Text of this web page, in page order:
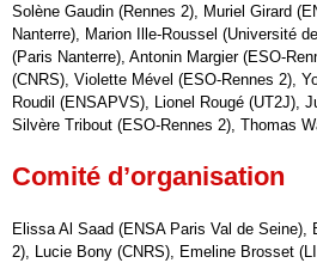
Solène Gaudin (Rennes 2), Muriel Girard
Nanterre), Marion Ille-Roussel (Université
(Paris Nanterre), Antonin Margier (ESO-
(CNRS), Violette Mével (ESO-Rennes 2),
Roudil (ENSAPVS), Lionel Rougé (UT2J),
Silvère Tribout (ESO-Rennes 2), Thomas
Comité d’organisation
Elissa Al Saad (ENSA Paris Val de Seine),
2), Lucie Bony (CNRS), Emeline Brosset